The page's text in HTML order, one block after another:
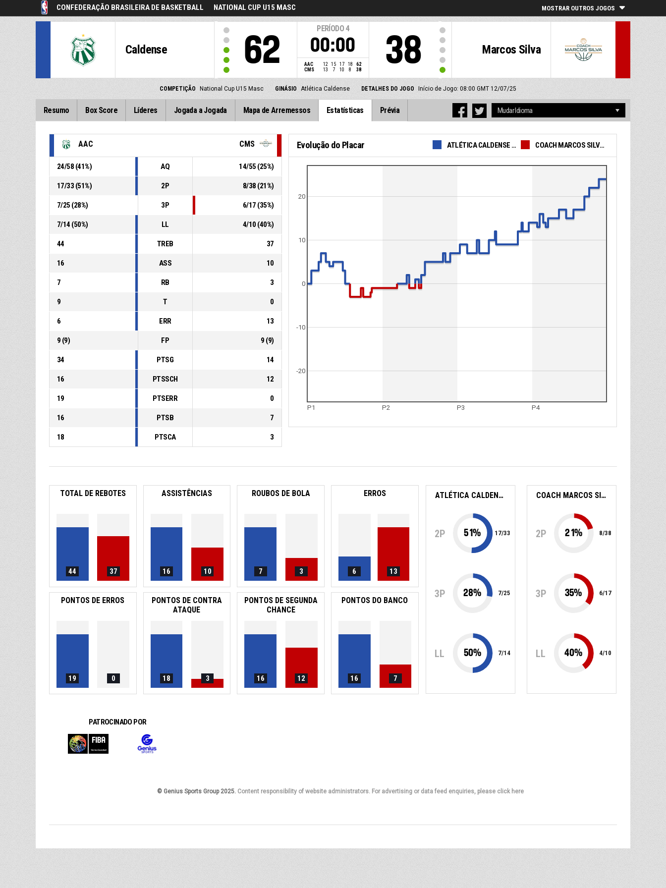
CONFEDERAÇÃO BRASILEIRA DE BASKETBALL NATIONAL CUP U15 MASC MOSTRAR OUTROS JOGOS
Caldense 62
PERÍODO 4
00:00
AAC 12 15 17 18
62
CMS
13 7 10 8 38
Marcos Silva
38
COMPETIÇÃO National Cup U15 Masc GINÁSIO Atlética Caldense DETALHES DO JOGO Início de Jogo: 08:00 GMT 12/07/25
Resumo Box Score Líderes Jogada a Jogada Mapa de Arremessos Estatísticas Prévia
AAC CMS
24/58 (41%) AQ 14/55 (25%)
17/33 (51%) 2P 8/38 (21%)
7/25 (28%) 3P 6/17 (35%)
7/14 (50%) LL 4/10 (40%)
44 TREB 37
16 ASS 10
7 RB 3
9 T 0
6 ERR 13
9 (9) FP 9 (9)
34 PTSG 14
16 PTSSCH 12
19 PTSERR 0
16 PTSB 7
18 PTSCA 3
Evolução do Placar ATLÉTICA CALDENSE -15 COACH MARCOS SILVA -15
P1 P2 P3 P4
0
10
20
-20
-10
TOTAL DE REBOTES
44 37
ASSISTÊNCIAS
16 10
ROUBOS DE BOLA
7 3
ERROS
6 13
PONTOS DE ERROS
19 0
PONTOS DE CONTRA
ATAQUE
18 3
PONTOS DE SEGUNDA
CHANCE
16 12
PONTOS DO BANCO
16 7
ATLÉTICA CALDENSE -15
2P 51% 17/33
3P 28% 7/25
LL 50% 7/14
COACH MARCOS SILVA -15
2P 21% 8/38
3P 35% 6/17
LL 40% 4/10
PATROCINADO POR
© Genius Sports Group 2025. Content responsibility of website administrators. For advertising or data feed enquiries, please click here